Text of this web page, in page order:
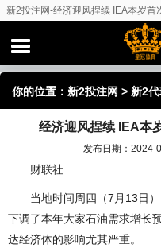
新2投注网-经济迎风捏续 IEA本岁首
你的位置： 新2投注网 > 新2
大家石油需求猜测
经济迎风捏续 IEA本
发布日期：2024-
财联社
当地时间周四（7月13日）
下调了本年大家石油需求增长
达经济体的影响尤其严重。